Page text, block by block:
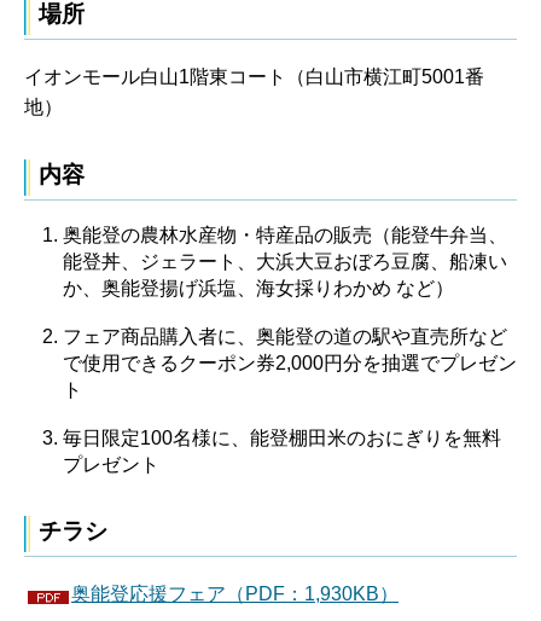
場所
イオンモール白山1階東コート（白山市横江町5001番
地）
内容
奥能登の農林水産物・特産品の販売（能登牛弁当、
能登丼、ジェラート、大浜大豆おぼろ豆腐、船凍い
か、奥能登揚げ浜塩、海女採りわかめ など）
フェア商品購入者に、奥能登の道の駅や直売所など
で使用できるクーポン券2,000円分を抽選でプレゼン
ト
毎日限定100名様に、能登棚田米のおにぎりを無料
プレゼント
チラシ
奥能登応援フェア（PDF：1,930KB）